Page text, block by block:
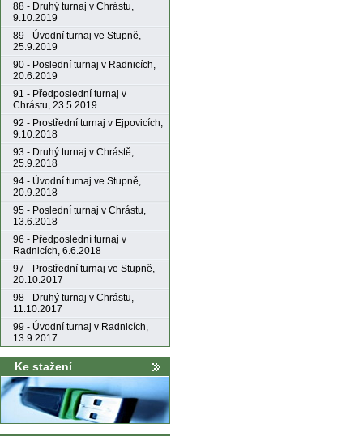
88 - Druhý turnaj v Chrástu,
9.10.2019
89 - Úvodní turnaj ve Stupně,
25.9.2019
90 - Poslední turnaj v Radnicích,
20.6.2019
91 - Předposlední turnaj v
Chrástu, 23.5.2019
92 - Prostřední turnaj v Ejpovicích,
9.10.2018
93 - Druhý turnaj v Chrástě,
25.9.2018
94 - Úvodní turnaj ve Stupně,
20.9.2018
95 - Poslední turnaj v Chrástu,
13.6.2018
96 - Předposlední turnaj v
Radnicích, 6.6.2018
97 - Prostřední turnaj ve Stupně,
20.10.2017
98 - Druhý turnaj v Chrástu,
11.10.2017
99 - Úvodní turnaj v Radnicích,
13.9.2017
Ke stažení